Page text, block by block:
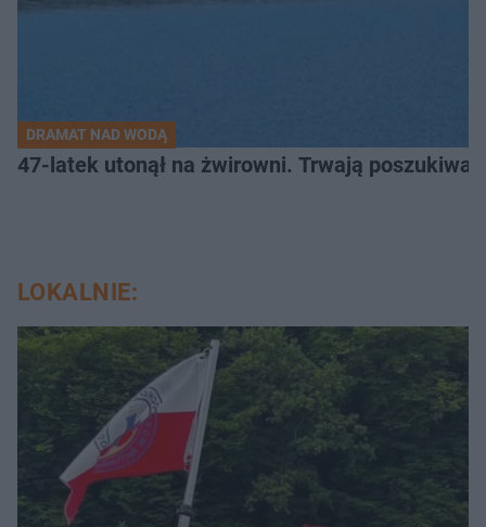
DRAMAT NAD WODĄ
47-latek utonął na żwirowni. Trwają
LOKALNIE: